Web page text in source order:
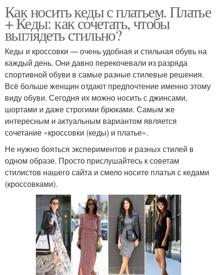
Как носить кеды с платьем. Платье
+ Кеды: как сочетать, чтобы
выглядеть стильно?
Кеды и кроссовки — очень удобная и стильная обувь на
каждый день. Они давно перекочевали из разряда
спортивной обуви в самые разные стилевые решения.
Всё больше женщин отдают предпочтение именно этому
виду обуви. Сегодня их можно носить с джинсами,
шортами и даже строгими брюками. Самым же
интересным и актуальным вариантом является
сочетание «кроссовки (кеды) и платье».
Не нужно бояться экспериментов и разных стилей в
одном образе. Просто прислушайтесь к советам
стилистов нашего сайта и смело носите платья с кедами
(кроссовками).